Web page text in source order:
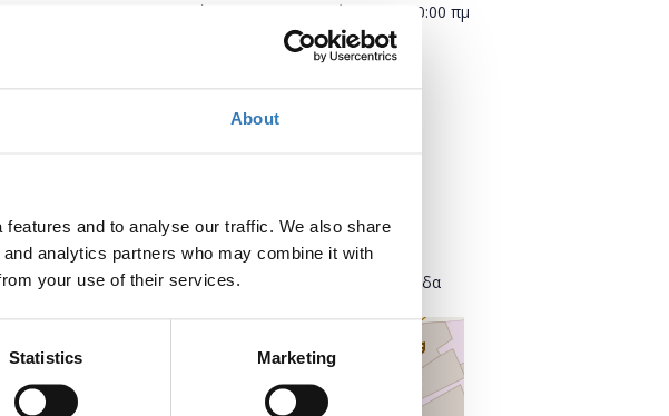
About
and to analyse our traffic. We also share
analytics partners who may combine it with
your use of their services.
Statistics Marketing
Πέμπτη, 7 Φεβρουαρίου 2019
10:00 πμ
Τρίτη, 12 Φεβρουαρίου 2019
Προσθήκη στο ημερολόγιό σας
Ευρυσθέως 2
118 54 Αθήνα
Κεντρικός Τομέας Αθηνών, Ελλάδα